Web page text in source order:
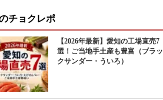
チョクレポ
【2026年最新】愛知の工場直売7
選！ご当地手土産も豊富（ブラッ
クサンダー・ういろ）